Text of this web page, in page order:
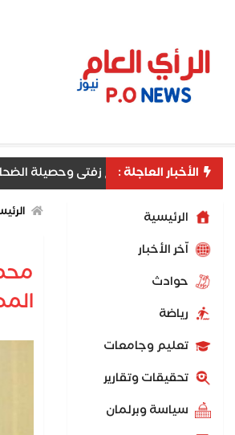
الأخبار العاجلة :
مستريح زفتى وحصيلة الضحايا تتجاوز 115 مليون جنيه
الرئيسية
اّخر الأخبار
حوادث
رياضة
تعليم وجامعات
تحقيقات وتقارير
سياسة وبرلمان